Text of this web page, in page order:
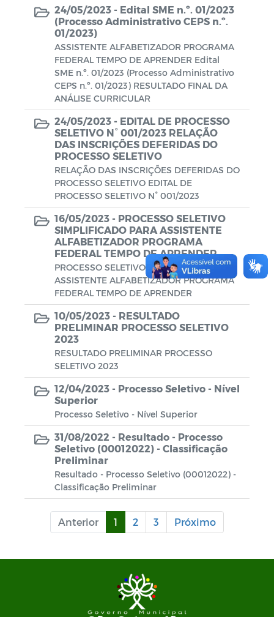
24/05/2023 - Edital SME n.º. 01/2023
(Processo Administrativo CEPS n.º.
01/2023)
ASSISTENTE ALFABETIZADOR PROGRAMA
FEDERAL TEMPO DE APRENDER Edital
SME n.º. 01/2023 (Processo Administrativo
CEPS n.º. 01/2023) RESULTADO FINAL DA
ANÁLISE CURRICULAR
24/05/2023 - EDITAL DE PROCESSO
SELETIVO N° 001/2023 RELAÇÃO
DAS INSCRIÇÕES DEFERIDAS DO
PROCESSO SELETIVO
RELAÇÃO DAS INSCRIÇÕES DEFERIDAS DO
PROCESSO SELETIVO EDITAL DE
PROCESSO SELETIVO N° 001/2023
16/05/2023 - PROCESSO SELETIVO
SIMPLIFICADO PARA ASSISTENTE
ALFABETIZADOR PROGRAMA
FEDERAL TEMPO DE APRENDER
PROCESSO SELETIVO SIMPLIFICADO PARA
ASSISTENTE ALFABETIZADOR PROGRAMA
FEDERAL TEMPO DE APRENDER
10/05/2023 - RESULTADO
PRELIMINAR PROCESSO SELETIVO
2023
RESULTADO PRELIMINAR PROCESSO
SELETIVO 2023
12/04/2023 - Processo Seletivo - Nível
Superior
Processo Seletivo - Nível Superior
31/08/2022 - Resultado - Processo
Seletivo (00012022) - Classificação
Preliminar
Resultado - Processo Seletivo (00012022) -
Classificação Preliminar
Anterior 1 2 3 Próximo